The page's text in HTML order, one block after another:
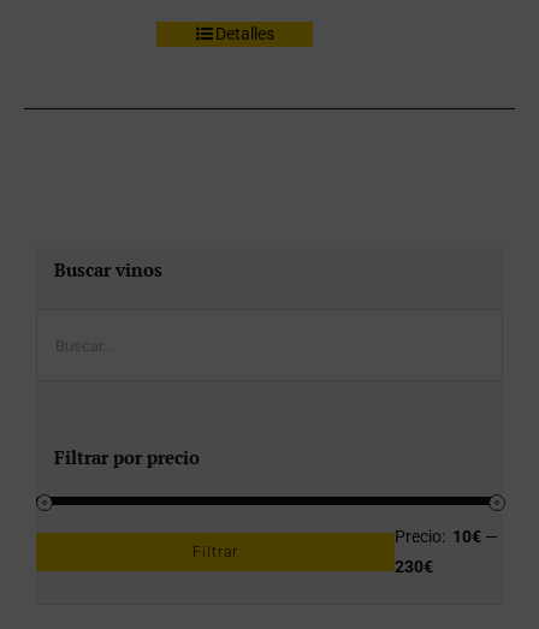
Detalles
Buscar vinos
Filtrar por precio
Filtrar
Precio: 10€ —
230€